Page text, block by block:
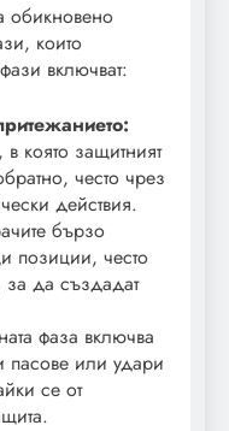
обикновено
които
включват:
която защитният
често чрез
действия.
бързо
позиции, често
да създадат
фаза включва
пасове или удари
се от